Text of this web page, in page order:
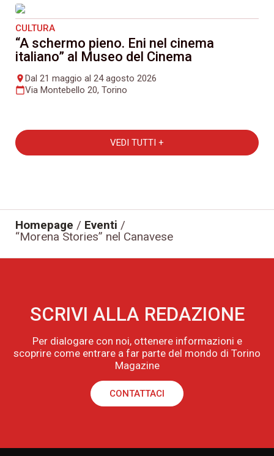
CULTURA
“A schermo pieno. Eni nel cinema
italiano” al Museo del Cinema
placeDal 21 maggio al 24 agosto 2026
calendar_todayVia Montebello 20, Torino
VEDI TUTTI +
Homepage / Eventi /
“Morena Stories” nel Canavese
SCRIVI ALLA REDAZIONE
Per dialogare con noi, ottenere informazioni e
scoprire come entrare a far parte del mondo di Torino
Magazine
CONTATTACI